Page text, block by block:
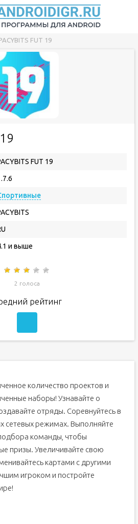
FUT 19
FUT 19
и выше
2 голоса
рейтинг
количество проектов и
наборы! Узнавайте о
отряды. Соревнуйтесь в
сетевых режимах. Выполняйте
команды, чтобы
призы. Увеличивайте свою
картами с другими
игроком и постройте